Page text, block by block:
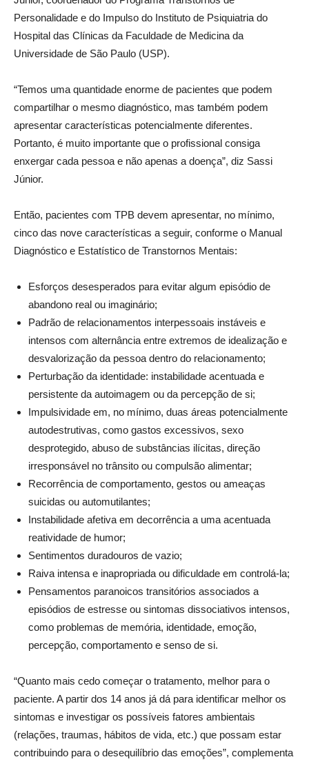
Personalidade e do Impulso do Instituto de Psiquiatria do
Hospital das Clínicas da Faculdade de Medicina da
Universidade de São Paulo (USP).
“Temos uma quantidade enorme de pacientes que podem
compartilhar o mesmo diagnóstico, mas também podem
apresentar características potencialmente diferentes.
Portanto, é muito importante que o profissional consiga
enxergar cada pessoa e não apenas a doença”, diz Sassi
Júnior.
Então, pacientes com TPB devem apresentar, no mínimo,
cinco das nove características a seguir, conforme o Manual
Diagnóstico e Estatístico de Transtornos Mentais:
Esforços desesperados para evitar algum episódio de
abandono real ou imaginário;
Padrão de relacionamentos interpessoais instáveis e
intensos com alternância entre extremos de idealização e
desvalorização da pessoa dentro do relacionamento;
Perturbação da identidade: instabilidade acentuada e
persistente da autoimagem ou da percepção de si;
Impulsividade em, no mínimo, duas áreas potencialmente
autodestrutivas, como gastos excessivos, sexo
desprotegido, abuso de substâncias ilícitas, direção
irresponsável no trânsito ou compulsão alimentar;
Recorrência de comportamento, gestos ou ameaças
suicidas ou automutilantes;
Instabilidade afetiva em decorrência a uma acentuada
reatividade de humor;
Sentimentos duradouros de vazio;
Raiva intensa e inapropriada ou dificuldade em controlá-la;
Pensamentos paranoicos transitórios associados a
episódios de estresse ou sintomas dissociativos intensos,
como problemas de memória, identidade, emoção,
percepção, comportamento e senso de si.
“Quanto mais cedo começar o tratamento, melhor para o
paciente. A partir dos 14 anos já dá para identificar melhor os
sintomas e investigar os possíveis fatores ambientais
(relações, traumas, hábitos de vida, etc.) que possam estar
contribuindo para o desequilíbrio das emoções”, complementa